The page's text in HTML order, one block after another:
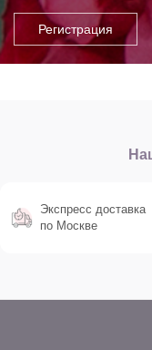
Экспресс доставка
по Москве